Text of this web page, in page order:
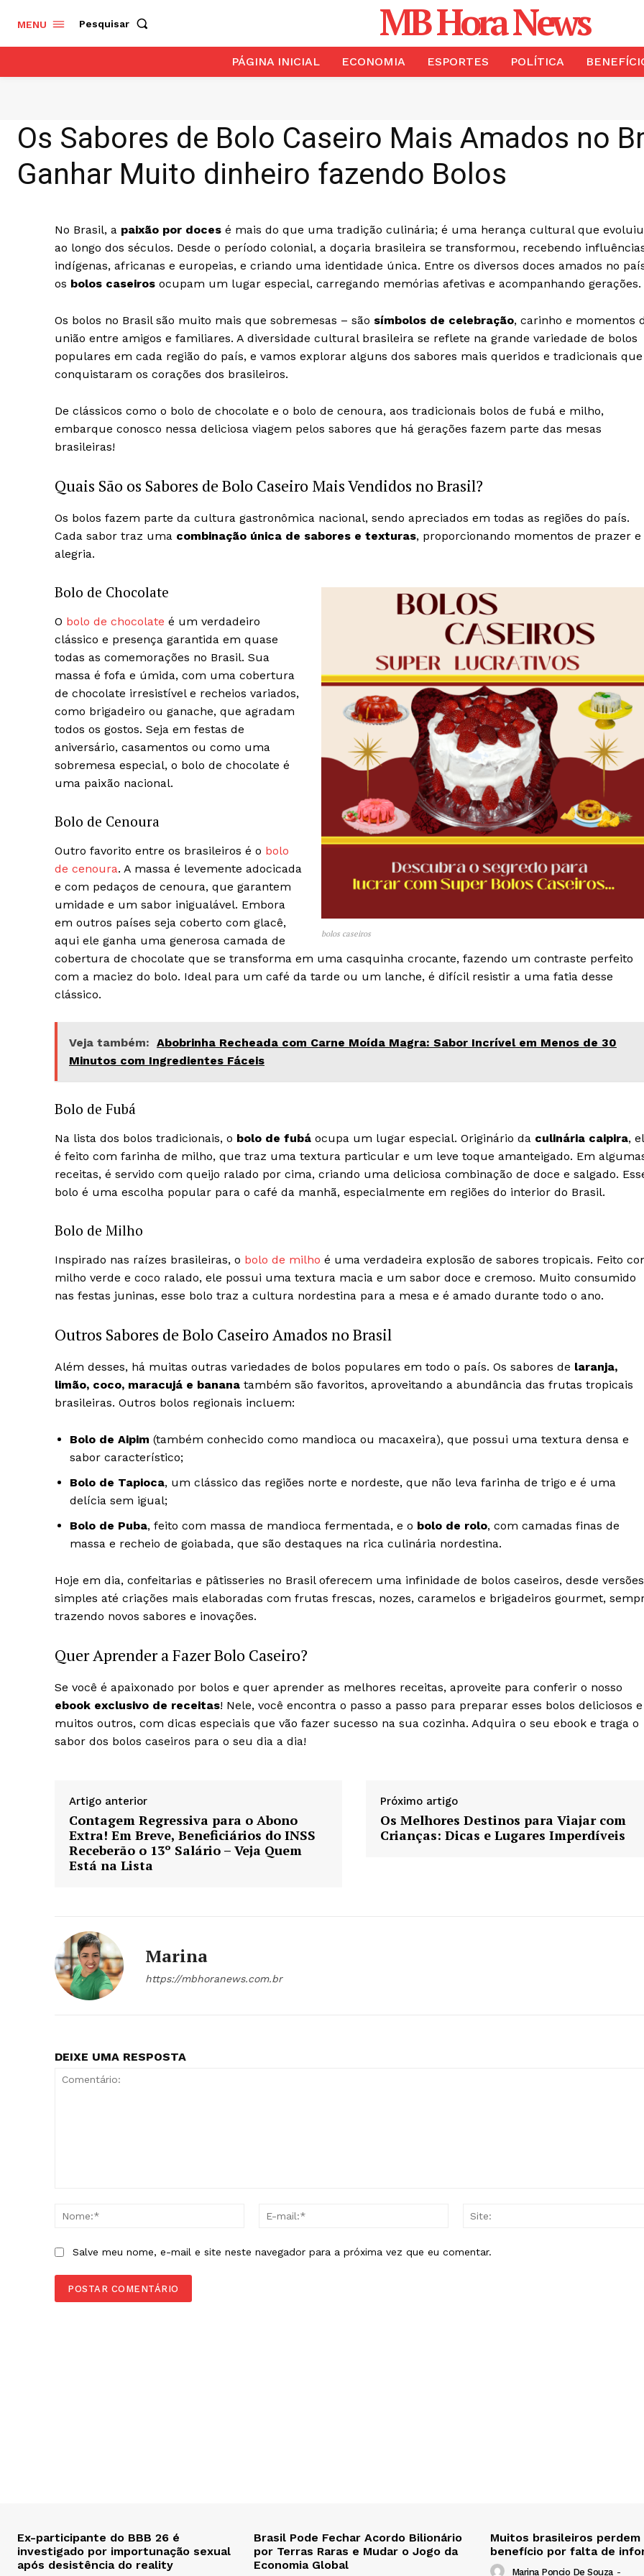
MENU Pesquisar MB Hora News
PÁGINA INICIAL ECONOMIA ESPORTES POLÍTICA
Os Sabores de Bolo Caseiro Mais Amados no
Ganhar Muito dinheiro fazendo Bolos
No Brasil, a paixão por doces é mais do que uma tradição culinária; é uma herança cultural que evoluiu
ao longo dos séculos. Desde o período colonial, a doçaria brasileira se transformou, recebendo
indígenas, africanas e europeias, e criando uma identidade única. Entre os diversos doces amados no
os bolos caseiros ocupam um lugar especial, carregando memórias afetivas e acompanhando gerações.
Os bolos no Brasil são muito mais que sobremesas – são símbolos de celebração, carinho e momentos
união entre amigos e familiares. A diversidade cultural brasileira se reflete na grande variedade de bolos
populares em cada região do país, e vamos explorar alguns dos sabores mais queridos e tradicionais que
conquistaram os corações dos brasileiros.
De clássicos como o bolo de chocolate e o bolo de cenoura, aos tradicionais bolos de fubá e milho,
embarque conosco nessa deliciosa viagem pelos sabores que há gerações fazem parte das mesas
brasileiras!
Quais São os Sabores de Bolo Caseiro Mais Vendidos no Brasil?
Os bolos fazem parte da cultura gastronômica nacional, sendo apreciados em todas as regiões do país.
Cada sabor traz uma combinação única de sabores e texturas, proporcionando momentos de prazer e
alegria.
bolos caseiros
Bolo de Chocolate
O bolo de chocolate é um verdadeiro
clássico e presença garantida em quase
todas as comemorações no Brasil. Sua
massa é fofa e úmida, com uma cobertura
de chocolate irresistível e recheios variados,
como brigadeiro ou ganache, que agradam
todos os gostos. Seja em festas de
aniversário, casamentos ou como uma
sobremesa especial, o bolo de chocolate é
uma paixão nacional.
Bolo de Cenoura
Outro favorito entre os brasileiros é o bolo
de cenoura. A massa é levemente adocicada
e com pedaços de cenoura, que garantem
umidade e um sabor inigualável. Embora
em outros países seja coberto com glacê,
aqui ele ganha uma generosa camada de
cobertura de chocolate que se transforma em uma casquinha crocante, fazendo um contraste perfeito
com a maciez do bolo. Ideal para um café da tarde ou um lanche, é difícil resistir a uma fatia desse
clássico.
Veja também: Abobrinha Recheada com Carne Moída Magra: Sabor Incrível em Menos de 30
Minutos com Ingredientes Fáceis
Bolo de Fubá
Na lista dos bolos tradicionais, o bolo de fubá ocupa um lugar especial. Originário da culinária caipira,
é feito com farinha de milho, que traz uma textura particular e um leve toque amanteigado. Em
receitas, é servido com queijo ralado por cima, criando uma deliciosa combinação de doce e salgado.
bolo é uma escolha popular para o café da manhã, especialmente em regiões do interior do Brasil.
Bolo de Milho
Inspirado nas raízes brasileiras, o bolo de milho é uma verdadeira explosão de sabores tropicais. Feito
milho verde e coco ralado, ele possui uma textura macia e um sabor doce e cremoso. Muito consumido
nas festas juninas, esse bolo traz a cultura nordestina para a mesa e é amado durante todo o ano.
Outros Sabores de Bolo Caseiro Amados no Brasil
Além desses, há muitas outras variedades de bolos populares em todo o país. Os sabores de laranja,
limão, coco, maracujá e banana também são favoritos, aproveitando a abundância das frutas tropicais
brasileiras. Outros bolos regionais incluem:
Bolo de Aipim (também conhecido como mandioca ou macaxeira), que possui uma textura densa e
sabor característico;
Bolo de Tapioca, um clássico das regiões norte e nordeste, que não leva farinha de trigo e é uma
delícia sem igual;
Bolo de Puba, feito com massa de mandioca fermentada, e o bolo de rolo, com camadas finas de
massa e recheio de goiabada, que são destaques na rica culinária nordestina.
Hoje em dia, confeitarias e pâtisseries no Brasil oferecem uma infinidade de bolos caseiros, desde versões
simples até criações mais elaboradas com frutas frescas, nozes, caramelos e brigadeiros gourmet,
trazendo novos sabores e inovações.
Quer Aprender a Fazer Bolo Caseiro?
Se você é apaixonado por bolos e quer aprender as melhores receitas, aproveite para conferir o nosso
ebook exclusivo de receitas! Nele, você encontra o passo a passo para preparar esses bolos deliciosos e
muitos outros, com dicas especiais que vão fazer sucesso na sua cozinha. Adquira o seu ebook e traga o
sabor dos bolos caseiros para o seu dia a dia!
Artigo anterior
Contagem Regressiva para o Abono
Extra! Em Breve, Beneficiários do INSS
Receberão o 13º Salário – Veja Quem
Está na Lista
Próximo artigo
Os Melhores Destinos para Viajar com
Crianças: Dicas e Lugares Imperdíveis
Marina
https://mbhoranews.com.br
DEIXE UMA RESPOSTA
Nome:*
Salve meu nome, e-mail e site neste navegador para a próxima vez que eu comentar.
Ex-participante do BBB 26 é
investigado por importunação sexual
após desistência do reality
Brasil Pode Fechar Acordo Bilionário
por Terras Raras e Mudar o Jogo da
Economia Global
Muitos brasileiros perdem
benefício por falta de
Marina Poncio De Souza -